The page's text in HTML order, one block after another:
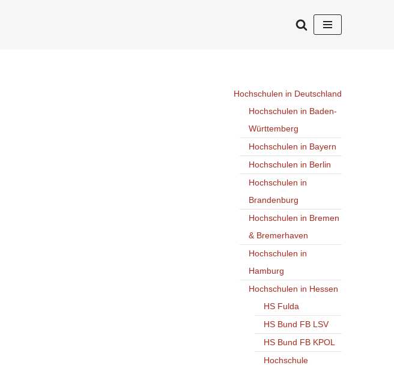
Hochschulen in Deutschland
Hochschulen in Baden-
Württemberg
Hochschulen in Bayern
Hochschulen in Berlin
Hochschulen in
Brandenburg
Hochschulen in Bremen
& Bremerhaven
Hochschulen in
Hamburg
Hochschulen in Hessen
HS Fulda
HS Bund FB LSV
HS Bund FB KPOL
Hochschule